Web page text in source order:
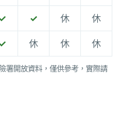
✓ 休 休
休 休 休
署開放資料，僅供參考，實際請